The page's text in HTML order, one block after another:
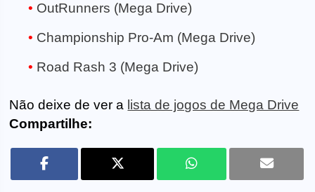
OutRunners (Mega Drive)
Championship Pro-Am (Mega Drive)
Road Rash 3 (Mega Drive)
Não deixe de ver a lista de jogos de Mega Drive
Compartilhe: